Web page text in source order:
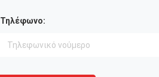
Τηλέφωνο: